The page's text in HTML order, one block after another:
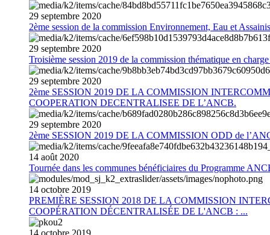
29 septembre 2020
2ème session de la commission Environnement, Eau et
29 septembre 2020
Troisième session 2019 de la commission thématique en
29 septembre 2020
2ème SESSION 2019 DE LA COMMISSION
COOPERATION DECENTRALISEE DE L’ANCB.
29 septembre 2020
2ème SESSION 2019 DE LA COMMISSION ODD de
14 août 2020
Tournée dans les communes bénéficiaires du Programme
14 octobre 2019
PREMIÈRE SESSION 2018 DE LA COMMISSION
COOPÉRATION DÉCENTRALISÉE DE L'ANCB : ...
14 octobre 2019